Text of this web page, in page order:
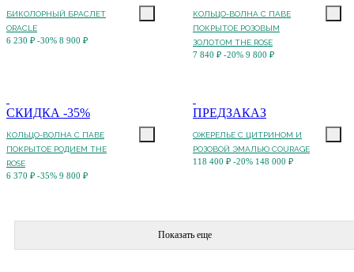
БИКОЛОРНЫЙ БРАСЛЕТ
ORACLE
6 230 ₽ -30% 8 900 ₽
КОЛЬЦО-ВОЛНА С ПАВЕ
ПОКРЫТОЕ РОЗОВЫМ
ЗОЛОТОМ THE ROSE
7 840 ₽ -20% 9 800 ₽
СКИДКА -35%
КОЛЬЦО-ВОЛНА С ПАВЕ
ПОКРЫТОЕ РОДИЕМ THE
ROSE
6 370 ₽ -35% 9 800 ₽
ПРЕДЗАКАЗ
ОЖЕРЕЛЬЕ С ЦИТРИНОМ И
РОЗОВОЙ ЭМАЛЬЮ COURAGE
118 400 ₽ -20% 148 000 ₽
Показать еще